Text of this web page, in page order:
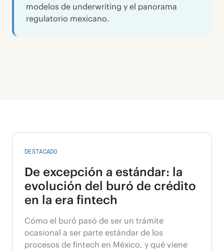
modelos de underwriting y el panorama
regulatorio mexicano.
DESTACADO
De excepción a estándar: la
evolución del buró de crédito
en la era fintech
Cómo el buró pasó de ser un trámite
ocasional a ser parte estándar de los
procesos de fintech en México, y qué viene